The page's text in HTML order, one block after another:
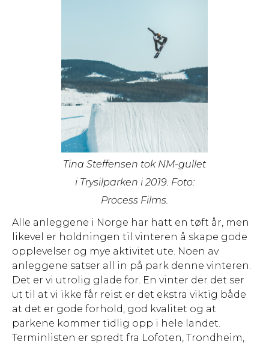
Tina Steffensen tok NM-gullet
i Trysilparken i 2019. Foto:
Process Films.
Alle anleggene i Norge har hatt en tøft år, men
likevel er holdningen til vinteren å skape gode
opplevelser og mye aktivitet ute. Noen av
anleggene satser all in på park denne vinteren.
Det er vi utrolig glade for. En vinter der det ser
ut til at vi ikke får reist er det ekstra viktig både
at det er gode forhold, god kvalitet og at
parkene kommer tidlig opp i hele landet.
Terminlisten er spredt fra Lofoten, Trondheim,